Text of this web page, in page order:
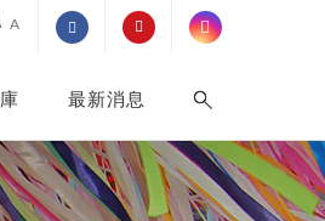
A
最新消息